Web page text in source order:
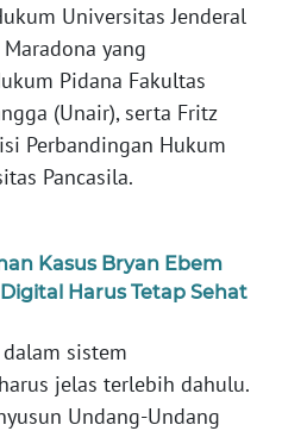
Universitas Jenderal
yang
Pidana Fakultas
(Unair), serta Fritz
Perbandingan Hukum
Pancasila.
Kasus Bryan Ebem
Harus Tetap Sehat
sistem
jelas terlebih dahulu.
Undang-Undang